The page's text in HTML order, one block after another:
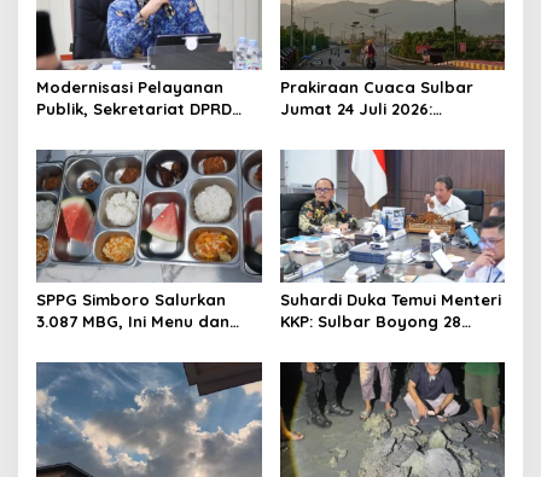
g
a
t
i
o
n
Modernisasi Pelayanan
Publik, Sekretariat DPRD
Luncurkan Aplikasi SIPAKDE
Prakiraan Cuaca Sulbar
Jumat 24 Juli 2026:
Daerah Pesisir Cerah
SPPG Simboro Salurkan
3.087 MBG, Ini Menu dan
Suhardi Duka Temui Menteri
KKP: Sulbar Boyong 28
Kapal 30 GT